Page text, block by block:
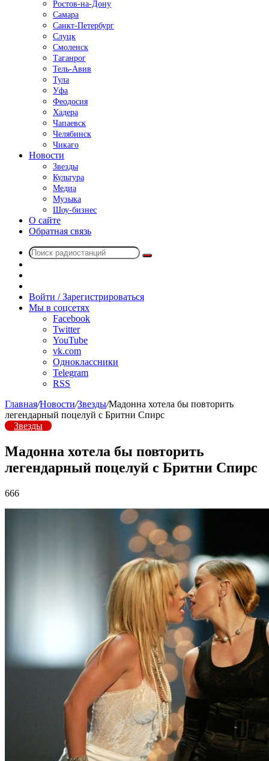
Ростов-на-Дону
Самара
Санкт-Петербург
Слуцк
Смоленск
Таганрог
Тель-Авив
Тула
Уфа
Феодосия
Хадера
Чапаевск
Челябинск
Чикаго
Новости
Звезды
Культура
Медиа
Музыка
Шоу-бизнес
О сайте
Обратная связь
Поиск
радио
Войти / Зарегистрироваться
Мы в соцсетях
Facebook
Twitter
YouTube
vk.com
Одноклассники
Telegram
RSS
Главная/Новости/Звезды/Мадонна хотела бы повторить
легендарный поцелуй с Бритни Спирс
Звезды
Мадонна хотела бы повторить
легендарный поцелуй с Бритни Спирс
666